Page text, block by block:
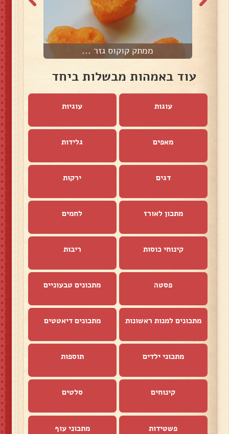
ממתק קוקוס גזר ...
עוד באמהות מבשלות ביחד
עוגות עוגיות
מאפים גלידות
דגים ירקות
מתכון לאורז לחמים
קינוחי כוסות ריבות
פסטה מתכונים טבעוניים
מתכונים למנות ראשונות מתכונים דיאטטים
מתכוני ילדים תוספות
קינוחים סלטים
פשטידות מתכוני עוף